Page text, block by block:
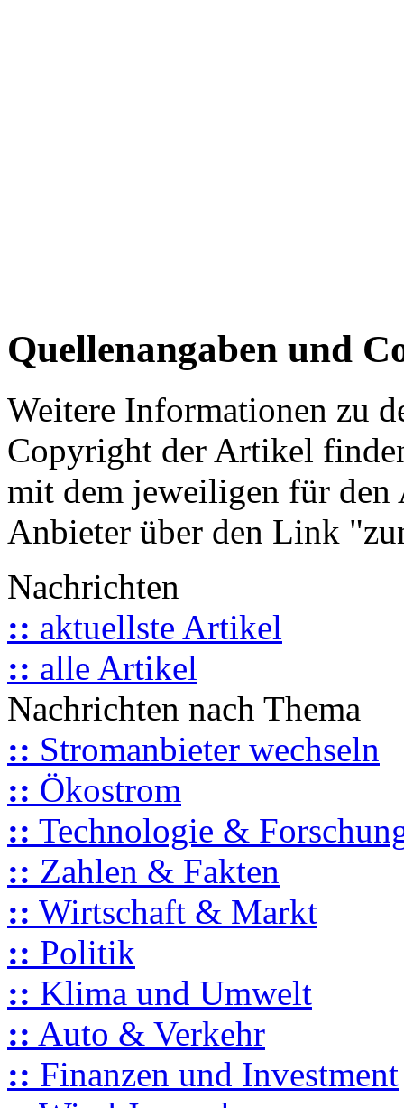
Quellenangaben und
Weitere Informationen zu
Copyright der Artikel
mit dem jeweiligen für
Anbieter über den Link
Nachrichten
:: aktuellste Artikel
:: alle Artikel
Nachrichten nach Thema
:: Stromanbieter wechseln
:: Ökostrom
:: Technologie &
:: Zahlen & Fakten
:: Wirtschaft & Markt
:: Politik
:: Klima und Umwelt
:: Auto & Verkehr
:: Finanzen und Investment